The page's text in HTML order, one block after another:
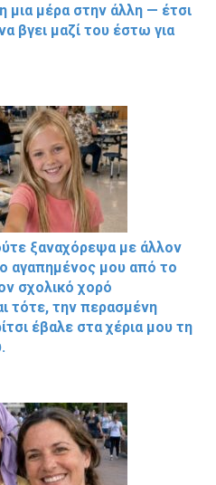
μια μέρα στην άλλη — έτσι
βγει μαζί του έστω για
ξαναχόρεψα με άλλον
αγαπημένος μου από το
σχολικό χορό
τότε, την περασμένη
έβαλε στα χέρια μου τη